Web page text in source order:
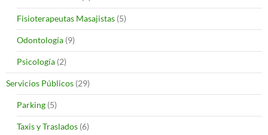
Fisioterapeutas Masajistas (5)
Odontología (9)
Psicología (2)
Servicios Públicos (29)
Parking (5)
Taxis y Traslados (6)